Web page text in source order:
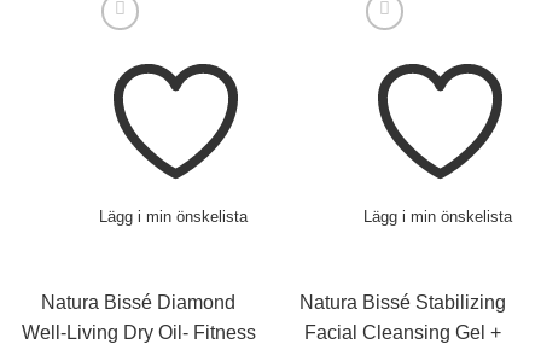
Lägg i min önskelista
Natura Bissé Diamond
Well-Living Dry Oil- Fitness
Lägg i min önskelista
Natura Bissé Stabilizing
Facial Cleansing Gel +